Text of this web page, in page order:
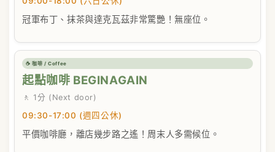
冠軍布丁、抹茶與達克瓦茲非常驚艷！無座位。
☕ 咖啡 / Coffee
起點咖啡 BEGINAGAIN
🚶 1分 (Next door)
09:30-17:00 (週四公休)
平價咖啡廳，離店幾步路之遙！周末人多需候位。